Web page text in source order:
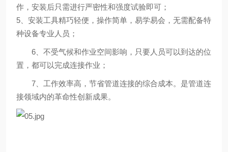
作，安装后只需进行严密性和强度试验即可；
5、安装工具精巧轻便，操作简单，易学易会，无需配备特
种设备专业人员；
6、不受气候和作业空间影响，只要人员可以到达的位
置，都可以完成连接作业；
7、工作效率高，节省管道连接的综合成本。是管道连
接领域内的革命性创新成果。